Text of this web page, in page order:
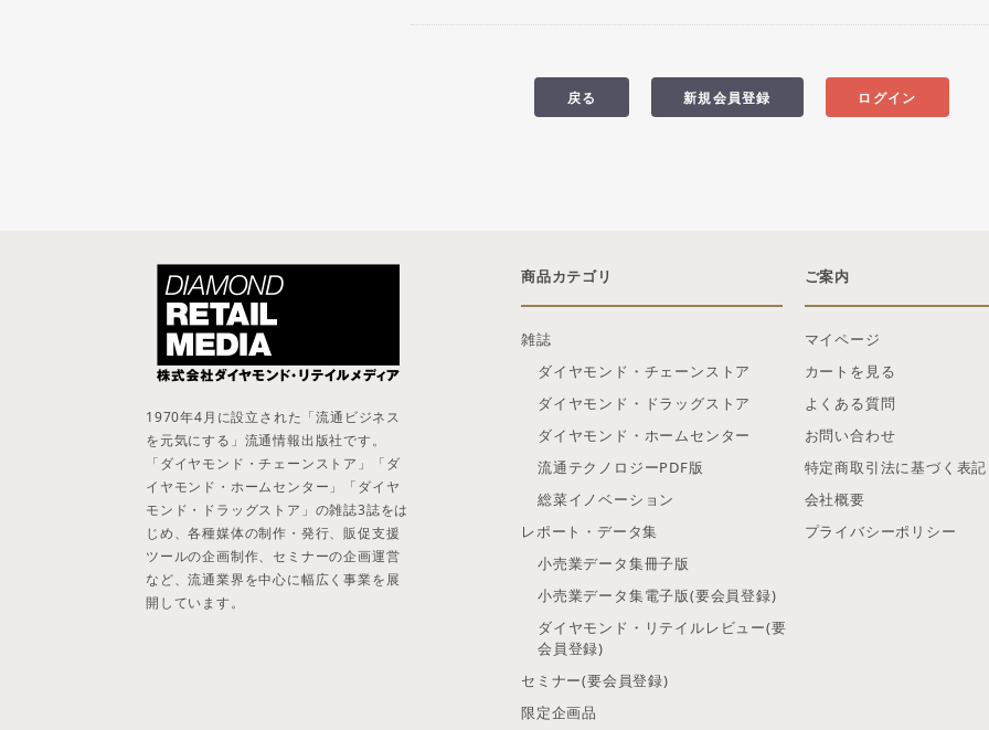
ログイン
新規会員登録
戻る
商品カテゴリ
雑誌
ダイヤモンド・チェーンストア
ダイヤモンド・ドラッグストア
ダイヤモンド・ホームセンター
流通テクノロジーPDF版
総菜イノベーション
レポート・データ集
小売業データ集冊子版
小売業データ集電子版(要会員登録)
ダイヤモンド・リテイルレビュー(要
会員登録)
セミナー(要会員登録)
限定企画品
ご案内
マイページ
カートを見る
よくある質問
お問い合わせ
特定商取引法に基づく表記
会社概要
プライバシーポリシー
1970年4月に設立された「流通ビジネス
を元気にする」流通情報出版社です。
「ダイヤモンド・チェーンストア」「ダ
イヤモンド・ホームセンター」「ダイヤ
モンド・ドラッグストア」の雑誌3誌をは
じめ、各種媒体の制作・発行、販促支援
ツールの企画制作、セミナーの企画運営
など、流通業界を中心に幅広く事業を展
開しています。